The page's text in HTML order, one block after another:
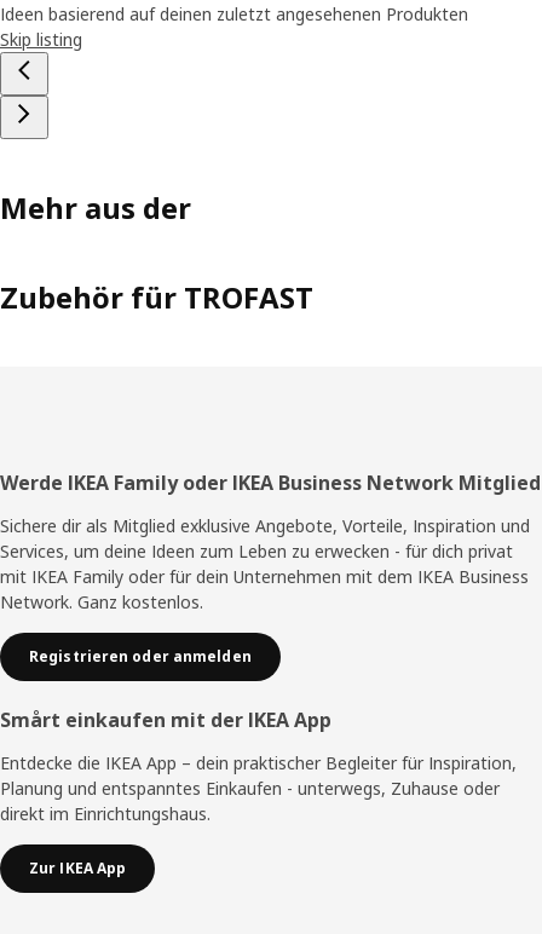
Ideen basierend auf deinen zuletzt angesehenen Produkten
Skip listing
Mehr aus der
Zubehör für TROFAST
Fußzeile
Werde IKEA Family oder IKEA Business Network Mitglied
Sichere dir als Mitglied exklusive Angebote, Vorteile, Inspiration und
Services, um deine Ideen zum Leben zu erwecken - für dich privat
mit IKEA Family oder für dein Unternehmen mit dem IKEA Business
Network. Ganz kostenlos.
Registrieren oder anmelden
Smårt einkaufen mit der IKEA App
Entdecke die IKEA App – dein praktischer Begleiter für Inspiration,
Planung und entspanntes Einkaufen - unterwegs, Zuhause oder
direkt im Einrichtungshaus.
Zur IKEA App